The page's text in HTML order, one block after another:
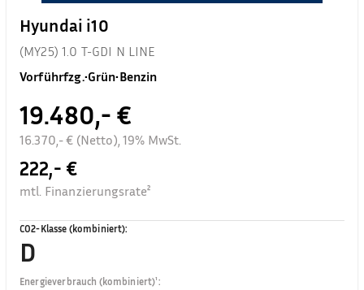
Hyundai i10
(MY25) 1.0 T-GDI N LINE
Vorführfzg.•Grün•Benzin
19.480,- €
16.370,- € (Netto), 19% MwSt.
222,- €
mtl. Finanzierungsrate²
CO2-Klasse (kombiniert):
D
Energieverbrauch (kombiniert)¹: